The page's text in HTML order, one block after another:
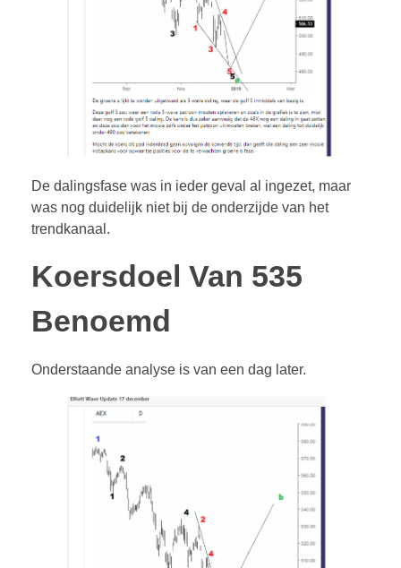
De dalingsfase was in ieder geval al ingezet, maar
was nog duidelijk niet bij de onderzijde van het
trendkanaal.
Koersdoel Van 535
Benoemd
Onderstaande analyse is van een dag later.